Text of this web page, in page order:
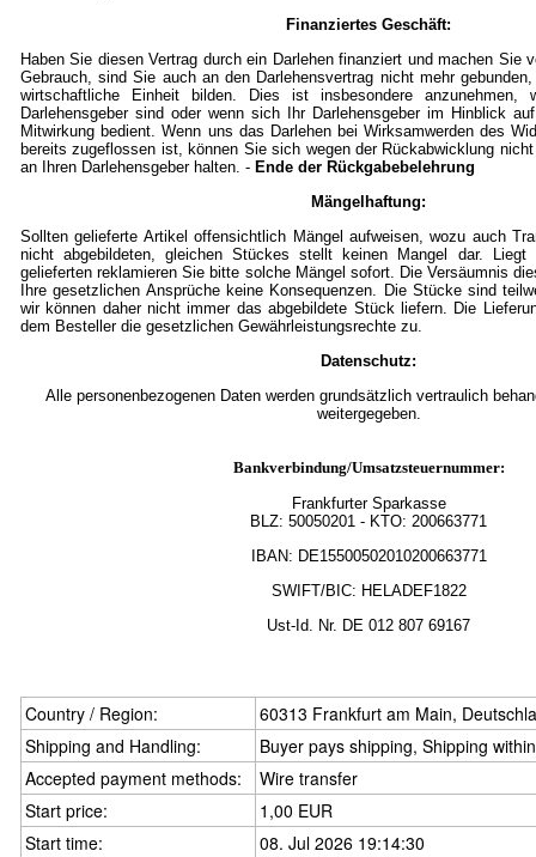
Finanziertes Geschäft:
Haben Sie diesen Vertrag durch ein Darlehen finanziert und machen Sie
Gebrauch, sind Sie auch an den Darlehensvertrag nicht mehr
wirtschaftliche Einheit bilden. Dies ist insbesondere anzunehmen,
Darlehensgeber sind oder wenn sich Ihr Darlehensgeber im Hinblick
Mitwirkung bedient. Wenn uns das Darlehen bei Wirksamwerden des
bereits zugeflossen ist, können Sie sich wegen der Rückabwicklung
an Ihren Darlehensgeber halten. - Ende der Rückgabebelehrung
Mängelhaftung:
Sollten gelieferte Artikel offensichtlich Mängel aufweisen, wozu auch
nicht abgebildeten, gleichen Stückes stellt keinen Mangel dar.
gelieferten reklamieren Sie bitte solche Mängel sofort. Die Versäumnis
Ihre gesetzlichen Ansprüche keine Konsequenzen. Die Stücke sind
wir können daher nicht immer das abgebildete Stück liefern. Die
dem Besteller die gesetzlichen Gewährleistungsrechte zu.
Datenschutz:
Alle personenbezogenen Daten werden grundsätzlich vertraulich
weitergegeben.
Bankverbindung/Umsatzsteuernummer:
Frankfurter Sparkasse
BLZ: 50050201 - KTO: 200663771
IBAN: DE15500502010200663771
SWIFT/BIC: HELADEF1822
Ust-Id. Nr. DE 012 807 69167
Country / Region:
60313 Frankfurt am Main,
Shipping and Handling:
Buyer pays shipping, Shipping
Accepted payment methods:
Wire transfer
Start price:
1,00 EUR
Start time:
08. Jul 2026 19:14:30